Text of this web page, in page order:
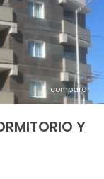
comparar
Y